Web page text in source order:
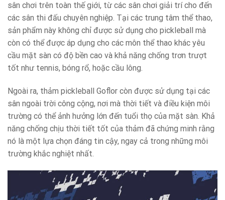
sân chơi trên toàn thế giới, từ các sân chơi giải trí cho đến
các sân thi đấu chuyên nghiệp. Tại các trung tâm thể thao,
sản phẩm này không chỉ được sử dụng cho pickleball mà
còn có thể được áp dụng cho các môn thể thao khác yêu
cầu mặt sàn có độ bền cao và khả năng chống trơn trượt
tốt như tennis, bóng rổ, hoặc cầu lông.
Ngoài ra, thảm pickleball Goflor còn được sử dụng tại các
sân ngoài trời công cộng, nơi mà thời tiết và điều kiện môi
trường có thể ảnh hưởng lớn đến tuổi thọ của mặt sàn. Khả
năng chống chịu thời tiết tốt của thảm đã chứng minh rằng
nó là một lựa chọn đáng tin cậy, ngay cả trong những môi
trường khắc nghiệt nhất.